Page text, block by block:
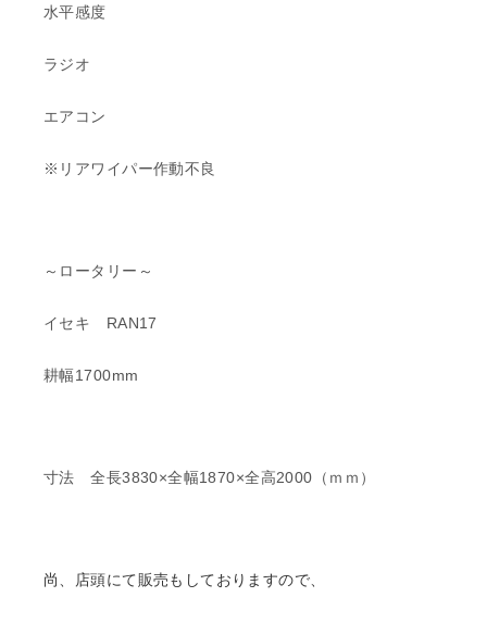
水平感度
ラジオ
エアコン
※リアワイパー作動不良
～ロータリー～
イセキ RAN17
耕幅1700mm
寸法 全長3830×全幅1870×全高2000（ｍｍ）
尚、店頭にて販売もしておりますので、